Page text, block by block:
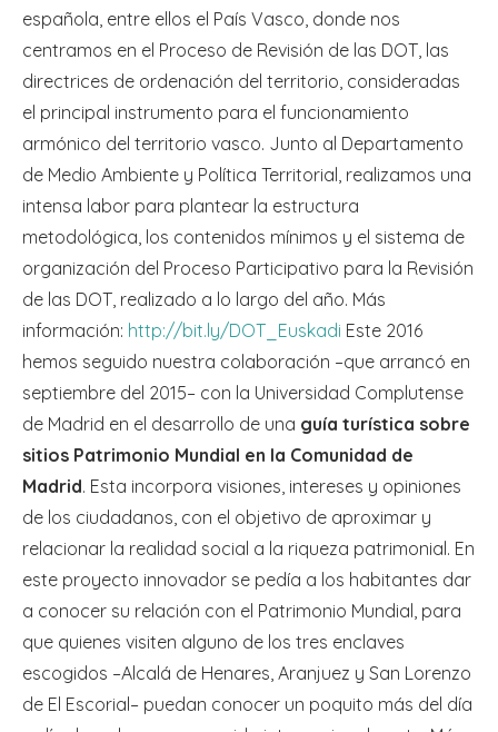
española, entre ellos el País Vasco, donde nos
centramos en el Proceso de Revisión de las DOT, las
directrices de ordenación del territorio, consideradas
el principal instrumento para el funcionamiento
armónico del territorio vasco. Junto al Departamento
de Medio Ambiente y Política Territorial, realizamos una
intensa labor para plantear la estructura
metodológica, los contenidos mínimos y el sistema de
organización del Proceso Participativo para la Revisión
de las DOT, realizado a lo largo del año. Más
información: http://bit.ly/DOT_Euskadi Este 2016
hemos seguido nuestra colaboración –que arrancó en
septiembre del 2015– con la Universidad Complutense
de Madrid en el desarrollo de una guía turística sobre
sitios Patrimonio Mundial en la Comunidad de
Madrid. Esta incorpora visiones, intereses y opiniones
de los ciudadanos, con el objetivo de aproximar y
relacionar la realidad social a la riqueza patrimonial. En
este proyecto innovador se pedía a los habitantes dar
a conocer su relación con el Patrimonio Mundial, para
que quienes visiten alguno de los tres enclaves
escogidos –Alcalá de Henares, Aranjuez y San Lorenzo
de El Escorial– puedan conocer un poquito más del día